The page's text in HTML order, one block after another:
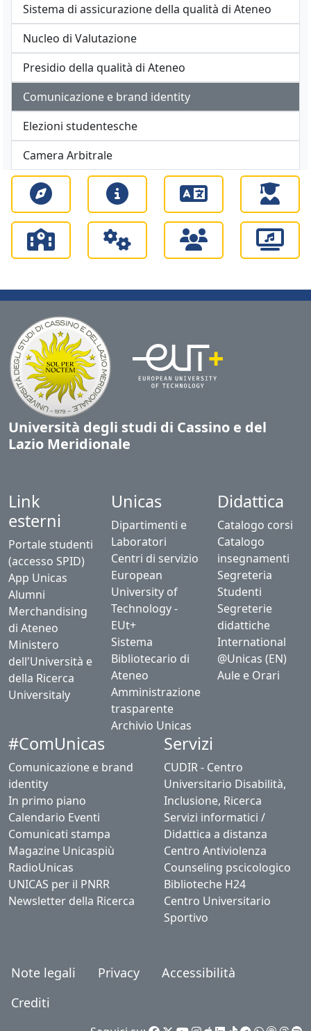
Sistema di assicurazione della qualità di Ateneo
Nucleo di Valutazione
Presidio della qualità di Ateneo
Comunicazione e brand identity
Elezioni studentesche
Camera Arbitrale
Università degli studi di Cassino e del
Lazio Meridionale
Link
esterni
Portale studenti
(accesso SPID)
App Unicas
Alumni
Merchandising
di Ateneo
Ministero
dell'Università e
della Ricerca
Universitaly
Unicas
Dipartimenti e
Laboratori
Centri di servizio
European
University of
Technology -
EUt+
Sistema
Bibliotecario di
Ateneo
Amministrazione
trasparente
Archivio Unicas
Didattica
Catalogo corsi
Catalogo
insegnamenti
Segreteria
Studenti
Segreterie
didattiche
International
@Unicas (EN)
Aule e Orari
#ComUnicas
Comunicazione e brand
identity
In primo piano
Calendario Eventi
Comunicati stampa
Magazine Unicaspiù
RadioUnicas
UNICAS per il PNRR
Newsletter della Ricerca
Servizi
CUDIR - Centro
Universitario Disabilità,
Inclusione, Ricerca
Servizi informatici /
Didattica a distanza
Centro Antiviolenza
Counseling pscicologico
Biblioteche H24
Centro Universitario
Sportivo
Note legali Privacy
Accessibilità
Crediti